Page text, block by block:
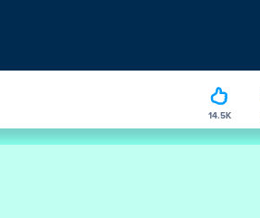
14.5K